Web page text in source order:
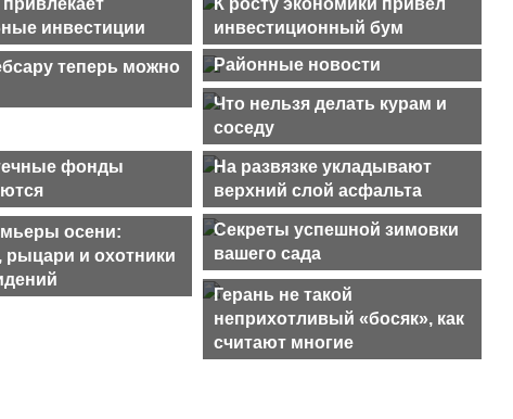
инвестиции
К росту экономики привел
инвестиционный бум
теперь можно Районные новости
Что нельзя делать курам и
соседу
фонды
На развязке укладывают
верхний слой асфальта
осени:
и охотники
Секреты успешной зимовки
вашего сада
Герань не такой
неприхотливый «босяк», как
считают многие